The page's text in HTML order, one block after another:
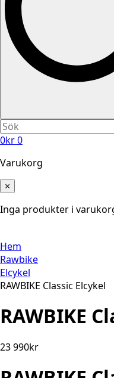
0kr0
Varukorg
×
Inga produkter i
Hem
Rawbike
Elcykel
RAWBIKE Classic Elcykel
RAWBIKE
23 990kr